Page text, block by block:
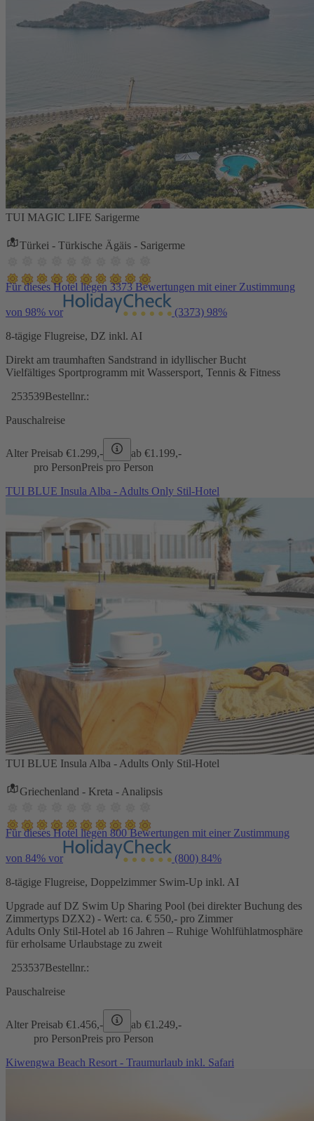
TUI MAGIC LIFE Sarigerme
Türkei - Türkische Ägäis - Sarigerme
Für dieses Hotel liegen 3373 Bewertungen mit einer Zustimmung
von 98% vor (3373) 98%
8-tägige Flugreise, DZ inkl. AI
Direkt am traumhaften Sandstrand in idyllischer Bucht
Vielfältiges Sportprogramm mit Wassersport, Tennis & Fitness
253539Bestellnr.:
Pauschalreise
Alter Preisab €1.299,- ab €1.199,-
pro PersonPreis pro Person
TUI BLUE Insula Alba - Adults Only Stil-Hotel
TUI BLUE Insula Alba - Adults Only Stil-Hotel
Griechenland - Kreta - Analipsis
Für dieses Hotel liegen 800 Bewertungen mit einer Zustimmung
von 84% vor (800) 84%
8-tägige Flugreise, Doppelzimmer Swim-Up inkl. AI
Upgrade auf DZ Swim Up Sharing Pool (bei direkter Buchung des
Zimmertyps DZX2) - Wert: ca. € 550,- pro Zimmer
Adults Only Stil-Hotel ab 16 Jahren – Ruhige Wohlfühlatmosphäre
für erholsame Urlaubstage zu zweit
253537Bestellnr.:
Pauschalreise
Alter Preisab €1.456,- ab €1.249,-
pro PersonPreis pro Person
Kiwengwa Beach Resort - Traumurlaub inkl. Safari